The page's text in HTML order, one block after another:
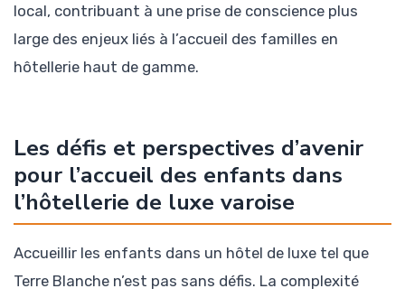
local, contribuant à une prise de conscience plus
large des enjeux liés à l’accueil des familles en
hôtellerie haut de gamme.
Les défis et perspectives d’avenir
pour l’accueil des enfants dans
l’hôtellerie de luxe varoise
Accueillir les enfants dans un hôtel de luxe tel que
Terre Blanche n’est pas sans défis. La complexité